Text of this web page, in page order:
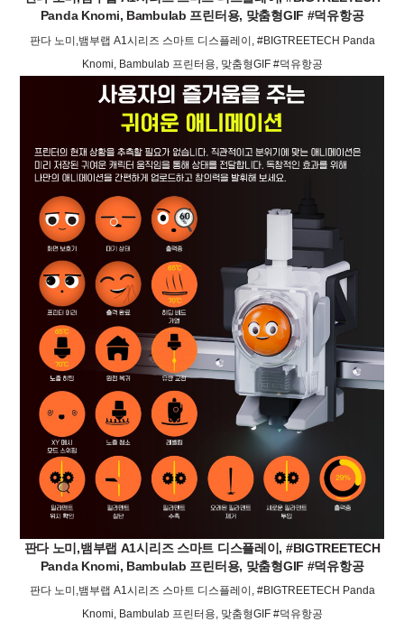
Panda Knomi, Bambulab 프린터용, 맞춤형GIF #덕유항공
판다 노미,뱀부랩 A1시리즈 스마트 디스플레이, #BIGTREETECH Panda
Knomi, Bambulab 프린터용, 맞춤형GIF #덕유항공
판다 노미,뱀부랩 A1시리즈 스마트 디스플레이, #BIGTREETECH
Panda Knomi, Bambulab 프린터용, 맞춤형GIF #덕유항공
판다 노미,뱀부랩 A1시리즈 스마트 디스플레이, #BIGTREETECH Panda
Knomi, Bambulab 프린터용, 맞춤형GIF #덕유항공